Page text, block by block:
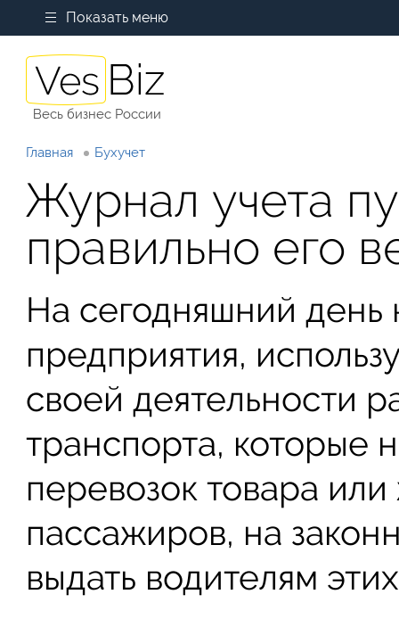
Показать меню
Весь бизнес России
Главная Бухучет
Журнал учета
правильно его
На сегодняшний
предприятия,
своей деятельности
транспорта, которые
перевозок товара
пассажиров, на
выдать водителям